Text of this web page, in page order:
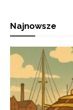
Najnowsze